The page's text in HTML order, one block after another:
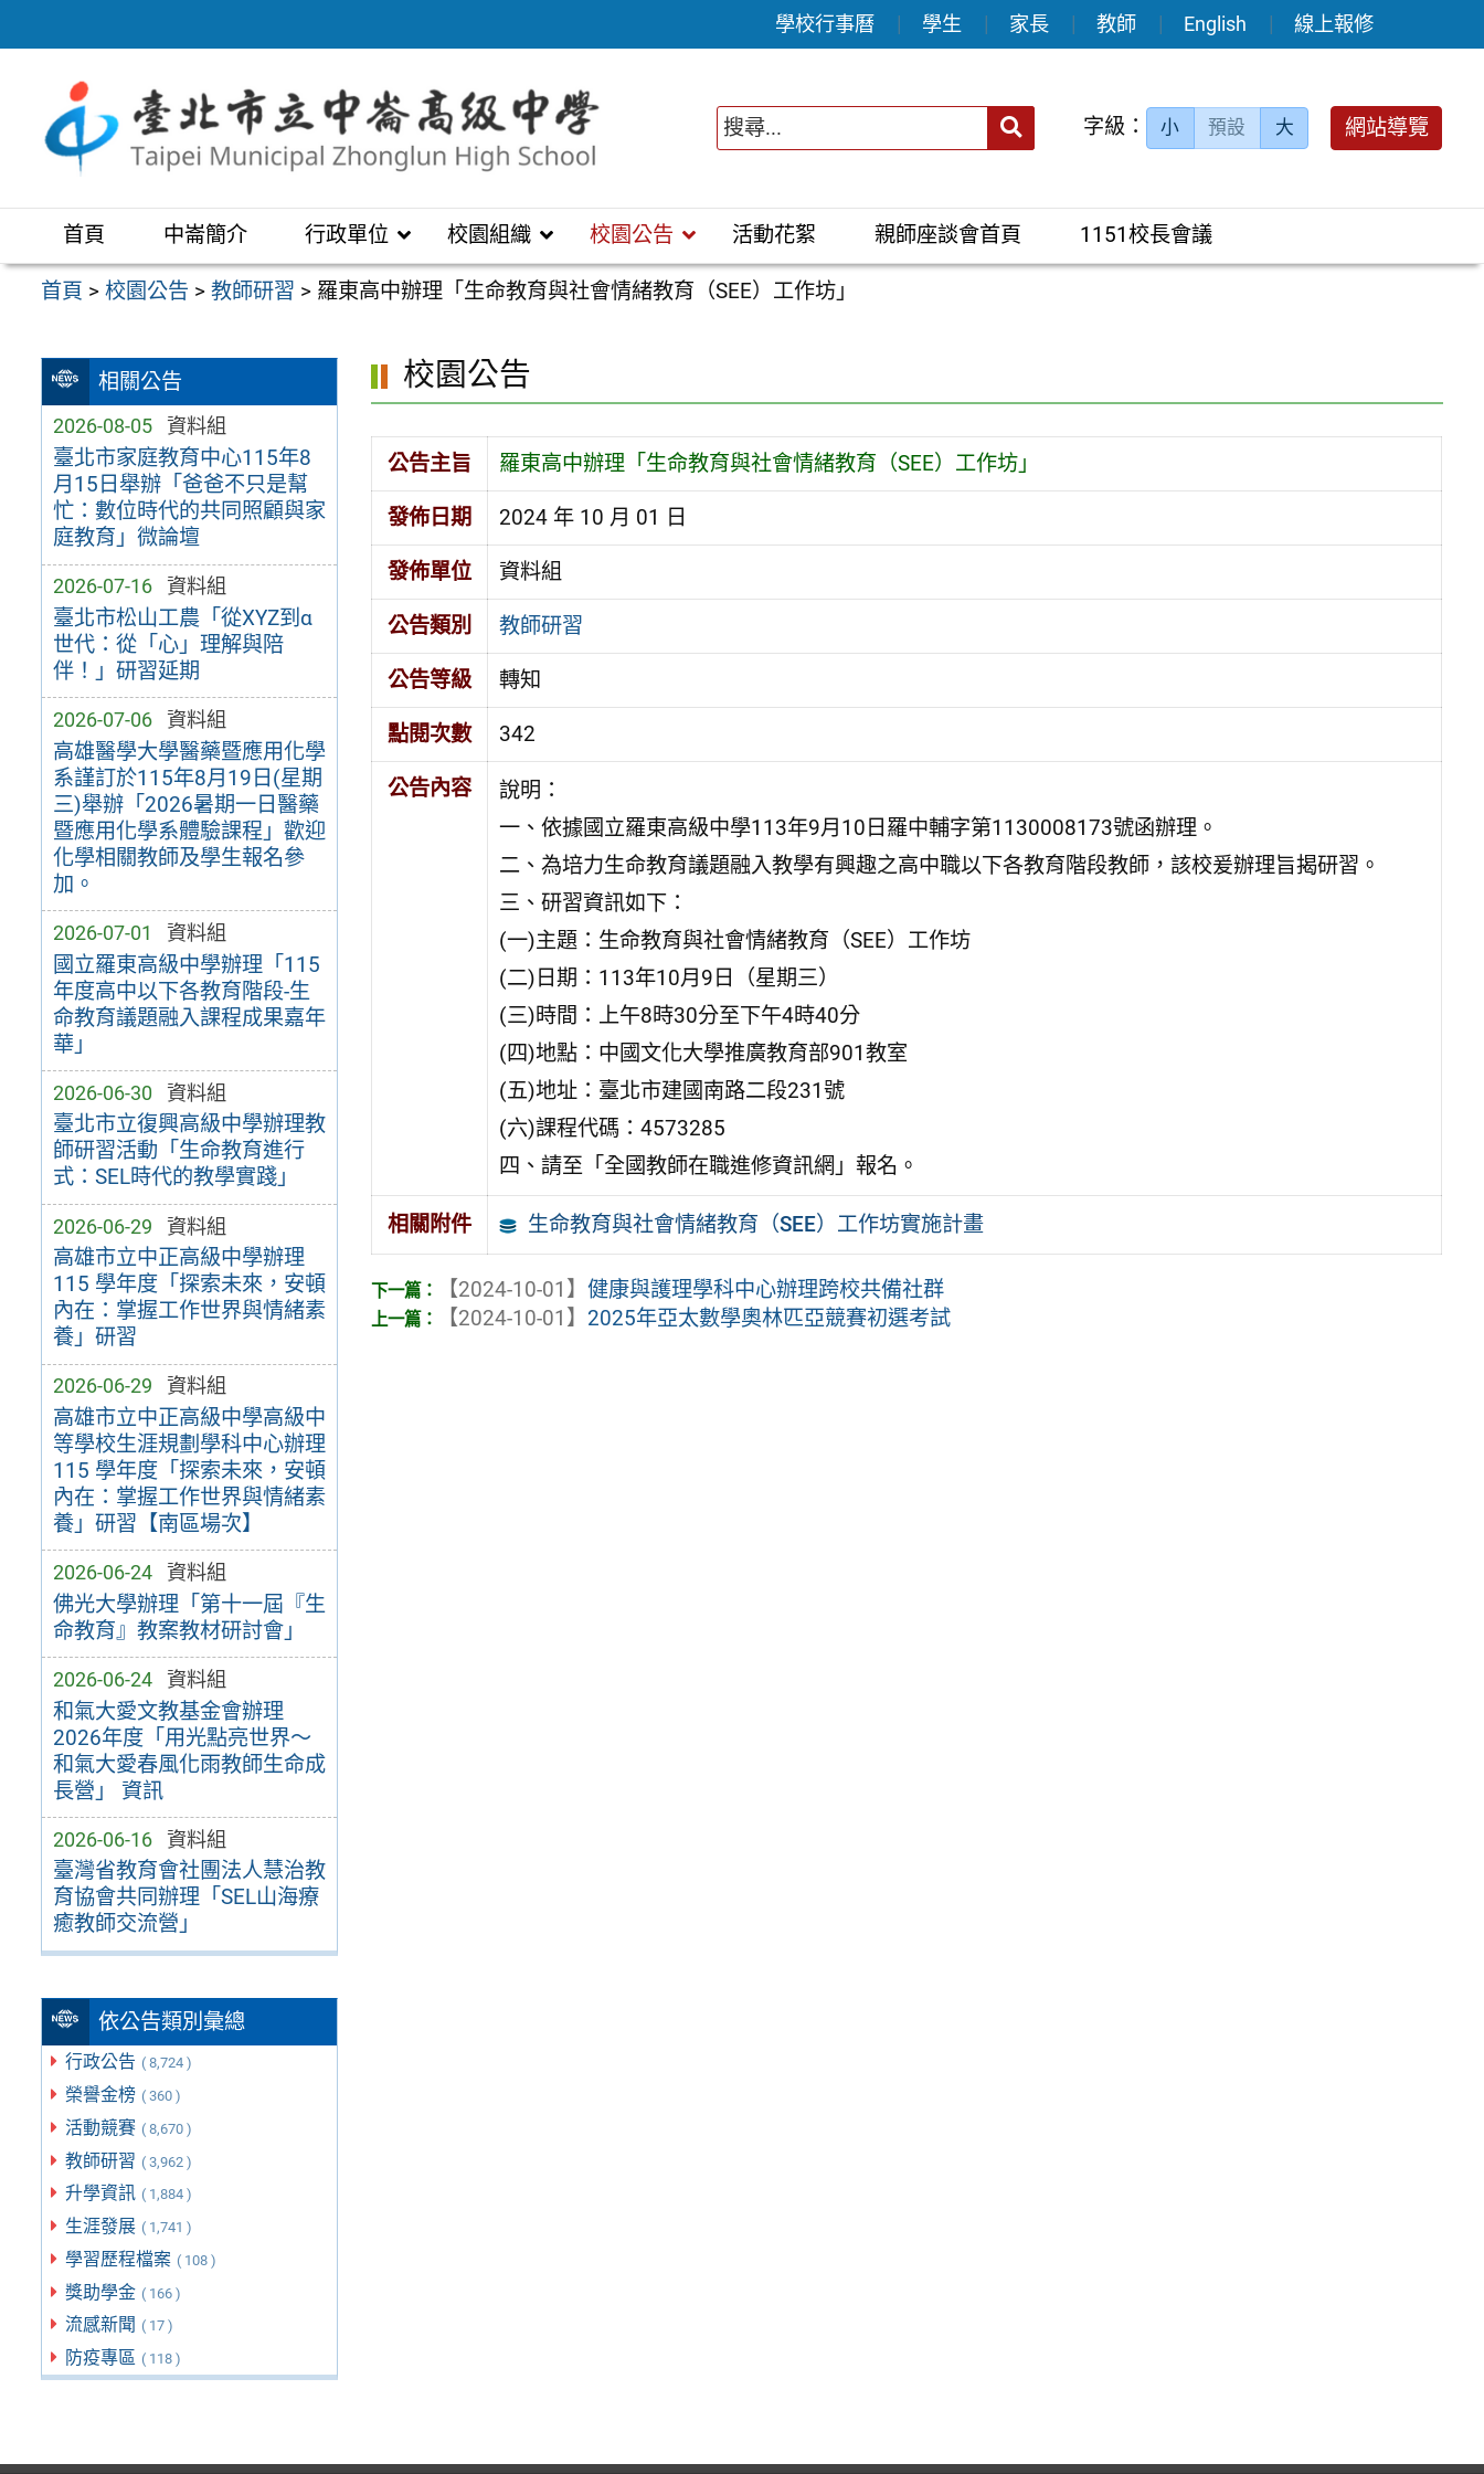
至
區
學校行事曆 學生 家長 教師 English 線上報修
送出 字級： 小 預設 大 網站導覽
首頁 中崙簡介 行政單位 校園組織 校園公告 活動花絮 親師座談會首頁 1151校長會議
首頁 >校園公告 >教師研習 > 羅東高中辦理「生命教育與社會情緒教育（SEE）工作坊」
相關公告
2026-08-05 資料組
臺北市家庭教育中心115年8
月15日舉辦「爸爸不只是幫
忙：數位時代的共同照顧與家
庭教育」微論壇
2026-07-16 資料組
臺北市松山工農「從XYZ到α
世代：從「心」理解與陪
伴！」研習延期
2026-07-06 資料組
高雄醫學大學醫藥暨應用化學
系謹訂於115年8月19日(星期
三)舉辦「2026暑期一日醫藥
暨應用化學系體驗課程」歡迎
化學相關教師及學生報名參
加。
2026-07-01 資料組
國立羅東高級中學辦理「115
年度高中以下各教育階段-生
命教育議題融入課程成果嘉年
華」
2026-06-30 資料組
臺北市立復興高級中學辦理教
師研習活動「生命教育進行
式：SEL時代的教學實踐」
2026-06-29 資料組
高雄市立中正高級中學辦理
115 學年度「探索未來，安頓
內在：掌握工作世界與情緒素
養」研習
2026-06-29 資料組
高雄市立中正高級中學高級中
等學校生涯規劃學科中心辦理
115 學年度「探索未來，安頓
內在：掌握工作世界與情緒素
養」研習【南區場次】
2026-06-24 資料組
佛光大學辦理「第十一屆『生
命教育』教案教材研討會」
2026-06-24 資料組
和氣大愛文教基金會辦理
2026年度「用光點亮世界～
和氣大愛春風化雨教師生命成
長營」 資訊
2026-06-16 資料組
臺灣省教育會社團法人慧治教
育協會共同辦理「SEL山海療
癒教師交流營」
依公告類別彙總
行政公告 ( 8,724 )
榮譽金榜 ( 360 )
活動競賽 ( 8,670 )
教師研習 ( 3,962 )
升學資訊 ( 1,884 )
生涯發展 ( 1,741 )
學習歷程檔案 ( 108 )
獎助學金 ( 166 )
流感新聞 ( 17 )
防疫專區 ( 118 )
校園公告
公告主旨 羅東高中辦理「生命教育與社會情緒教育（SEE）工作坊」
發佈日期 2024 年 10 月 01 日
發佈單位 資料組
公告類別 教師研習
公告等級 轉知
點閱次數 342
公告內容
說明：
一、依據國立羅東高級中學113年9月10日羅中輔字第1130008173號函辦理。
二、為培力生命教育議題融入教學有興趣之高中職以下各教育階段教師，該校爰辦理旨揭研習。
三、研習資訊如下：
(一)主題：生命教育與社會情緒教育（SEE）工作坊
(二)日期：113年10月9日（星期三）
(三)時間：上午8時30分至下午4時40分
(四)地點：中國文化大學推廣教育部901教室
(五)地址：臺北市建國南路二段231號
(六)課程代碼：4573285
四、請至「全國教師在職進修資訊網」報名。
相關附件 生命教育與社會情緒教育（SEE）工作坊實施計畫
【2024-10-01】健康與護理學科中心辦理跨校共備社群
【2024-10-01】 2025年亞太數學奧林匹亞競賽初選考試